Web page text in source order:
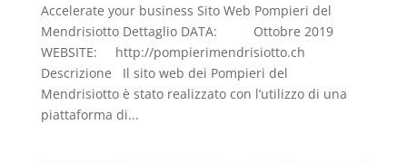
Accelerate your business Sito Web Pompieri del
Mendrisiotto Dettaglio DATA: Ottobre 2019
WEBSITE: http://pompierimendrisiotto.ch
Descrizione Il sito web dei Pompieri del
Mendrisiotto è stato realizzato con l’utilizzo di una
piattaforma di...